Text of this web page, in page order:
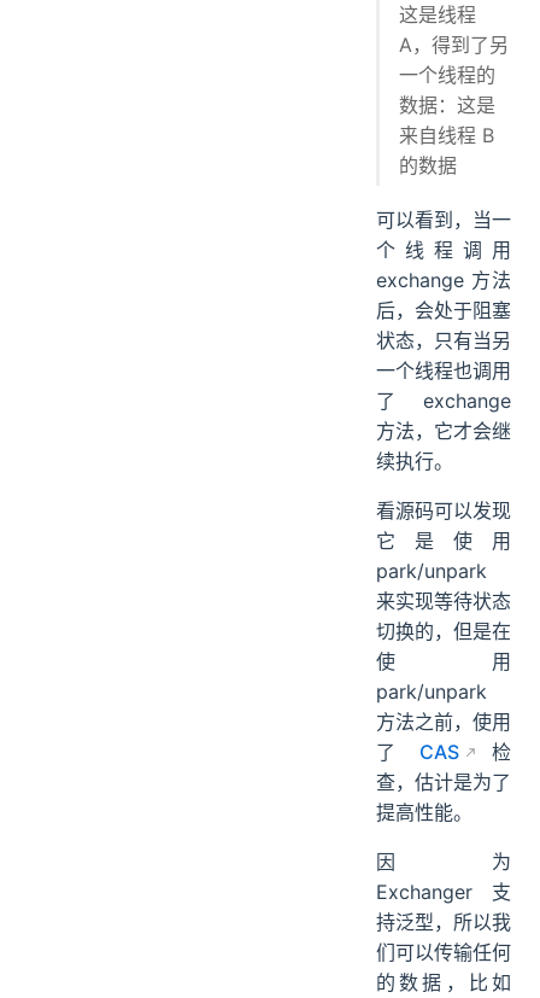
这是线程
A，得到了另
一个线程的
数据：这是
来自线程 B
的数据
可以看到，当一
个线程调用
exchange 方法
后，会处于阻塞
状态，只有当另
一个线程也调用
了 exchange
方法，它才会继
续执行。
看源码可以发现
它是使用
park/unpark
来实现等待状态
切换的，但是在
使用
park/unpark
方法之前，使用
了 CAS
检
查，估计是为了
提高性能。
因为
Exchanger 支
持泛型，所以我
们可以传输任何
的数据，比如